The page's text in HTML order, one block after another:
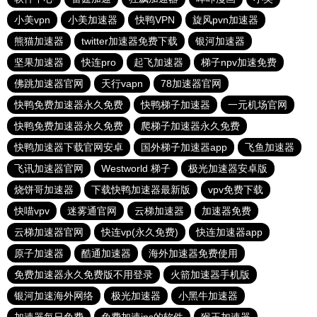
小美vpn
小美加速器 快鸭VPN
旋风pvn加速器
熊猫加速器
twitter加速器免费下载
银河加速器
坚果加速器
快连pro 起飞加速器
梯子npv加速免费
佛跳加速器官网
天行vapn
78加速器官网
快鸭免费加速器永久免费
快鸭梯子加速器
一元机场官网
快鸭免费加速器永久免费
爬梯子加速器永久免费
快鸭加速器下载官网安卓
国外梯子加速器app
飞鱼加速器
飞讯加速器官网
Westworld 梯子
极光加速器安卓版
烧饼哥加速器
下载快鸭加速器最新版
vpv免费下载
快喵vpv
迷雾通官网 云梯加速器
加速器免费
云梯加速器官网
快连vp(永久免费)
快连加速器app
原子加速器
酷通加速器
海外加速器免费使用
免费加速器永久免费版不用登录
火箭加速器手机版
银河加速海外网络
极光加速器
小黑牛加速器